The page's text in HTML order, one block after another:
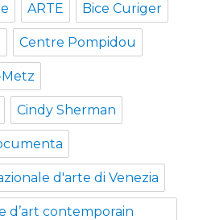
ARTE Bice Curiger
Centre Pompidou
Cindy Sherman
d'arte di Venezia
d’art contemporain